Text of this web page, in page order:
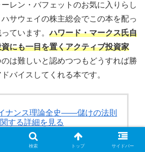
レン・バフェットのお気に入りらし
サウェイの株主総会でこの本を配っ
ています。ハワード・マークス氏自
にも一目を置くアクティブ投資家
は難しいと認めつつもどうすれば勝
バイスしてくれる本です。
ナンス理論全史――儲けの法則
する詳細を見る
Amazon
検索 トップ サイドバー